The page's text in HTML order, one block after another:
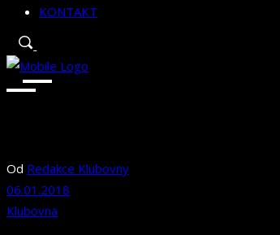
KONTAKT
Od Redakce Klubovny
06.01.2018
Klubovna